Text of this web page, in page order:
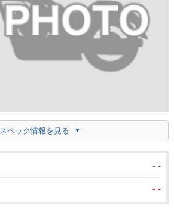
スペック情報を見る
- -
- -